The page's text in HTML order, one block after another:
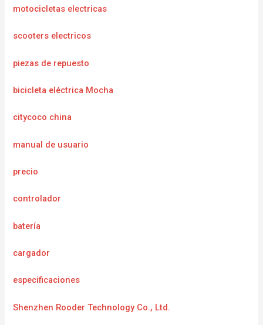
motocicletas electricas
scooters electricos
piezas de repuesto
bicicleta eléctrica Mocha
citycoco china
manual de usuario
precio
controlador
batería
cargador
especificaciones
Shenzhen Rooder Technology Co., Ltd.